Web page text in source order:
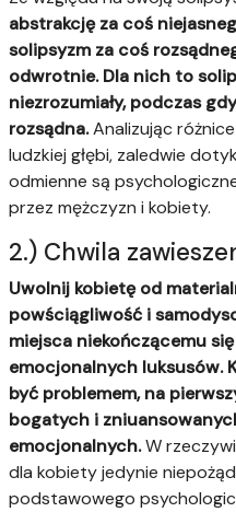
abstrakcję za coś
solipsyzm za coś
odwrotnie. Dla nich to
niezrozumiały, podczas
rozsądna.Analizując
ludzkiej głębi, zaledwie
odmienne są
przez mężczyzn i kobiety.
2.) Chwila
Uwolnij kobietę od
powściągliwość i
miejsca niekończącemu
emocjonalnych luksusów.
być problemem, na
bogatych i
emocjonalnych.W
dla kobiety jedynie
podstawowego